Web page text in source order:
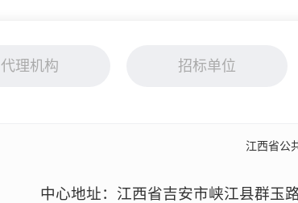
代理机构 招标单位
江西省公
中心地址：江西省吉安市峡江县群玉